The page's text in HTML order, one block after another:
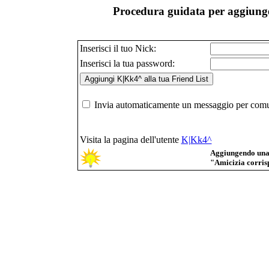
Procedura guidata per
Inserisci il tuo Nick:
Inserisci la tua password:
Invia automaticamente un messaggio per
Visita la pagina dell'utente K|Kk4^
Aggiungendo
"Amicizia